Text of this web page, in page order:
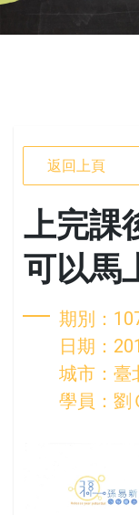
返回上頁
上完課
可以馬
期別：
日期：
城市：臺
學員：劉